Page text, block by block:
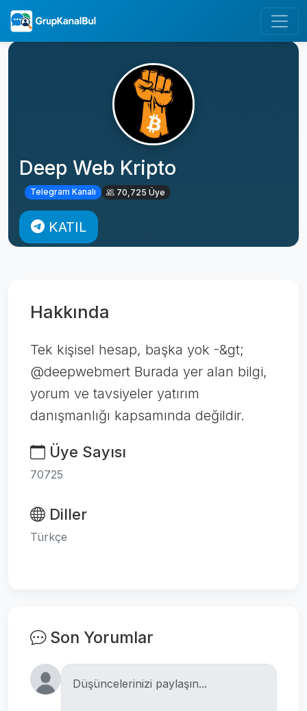
Deep Web Kripto
Telegram Kanalı 70,725 Üye
KATIL
Hakkında
Tek kişisel hesap, başka yok -&gt;
@deepwebmert Burada yer alan bilgi,
yorum ve tavsiyeler yatırım
danışmanlığı kapsamında değildir.
Üye Sayısı
70725
Diller
Türkçe
Son Yorumlar